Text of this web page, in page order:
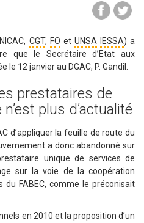
CGT, FO et UNSA IESSA) a
que le Secrétaire d’Etat aux
12 janvier au DGAC, P. Gandil.
prestataires de
plus d’actualité
d’appliquer la feuille de route du
a donc abandonné sur
unique de services de
sur la voie de la coopération
FABEC, comme le préconisait
en 2010 et la proposition d’un